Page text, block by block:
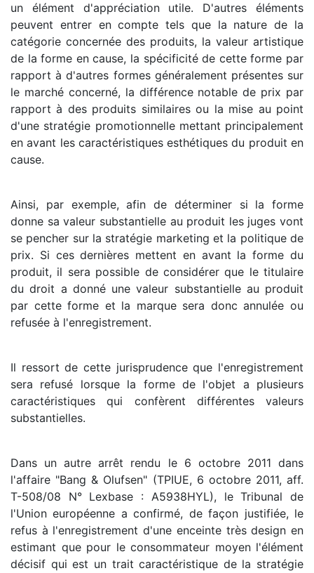
un élément d'appréciation utile. D'autres éléments
peuvent entrer en compte tels que la nature de la
catégorie concernée des produits, la valeur artistique
de la forme en cause, la spécificité de cette forme par
rapport à d'autres formes généralement présentes sur
le marché concerné, la différence notable de prix par
rapport à des produits similaires ou la mise au point
d'une stratégie promotionnelle mettant principalement
en avant les caractéristiques esthétiques du produit en
cause.
Ainsi, par exemple, afin de déterminer si la forme
donne sa valeur substantielle au produit les juges vont
se pencher sur la stratégie marketing et la politique de
prix. Si ces dernières mettent en avant la forme du
produit, il sera possible de considérer que le titulaire
du droit a donné une valeur substantielle au produit
par cette forme et la marque sera donc annulée ou
refusée à l'enregistrement.
Il ressort de cette jurisprudence que l'enregistrement
sera refusé lorsque la forme de l'objet a plusieurs
caractéristiques qui confèrent différentes valeurs
substantielles.
Dans un autre arrêt rendu le 6 octobre 2011 dans
l'affaire "Bang & Olufsen" (TPIUE, 6 octobre 2011, aff.
T-508/08 N° Lexbase : A5938HYL), le Tribunal de
l'Union européenne a confirmé, de façon justifiée, le
refus à l'enregistrement d'une enceinte très design en
estimant que pour le consommateur moyen l'élément
décisif qui est un trait caractéristique de la stratégie